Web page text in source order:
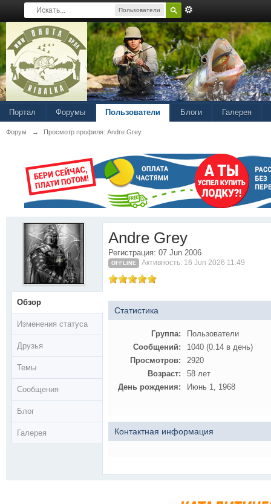
Пользователи
Портал Форумы Пользователи Блоги Галерея
Форум → Просмотр профиля: Andre Grey
Обзор
Изменения статуса
Друзья
Темы
Сообщения
Блог
Галерея
Andre Grey
Регистрация: 07 Jun 2006
OFFLINE Активность: 16 Jun 2026 11:49
Статистика
Группа:
Пользователи
Сообщений:
1040 (0.14 в день)
Просмотров:
2920
Возраст:
58 лет
День рождения:
Июнь 1, 1968
Контактная информация